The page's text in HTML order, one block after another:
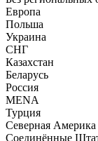
Европа
Польша
Украина
СНГ
Казахстан
Беларусь
Россия
MENA
Турция
Северная Америка
Соединённые